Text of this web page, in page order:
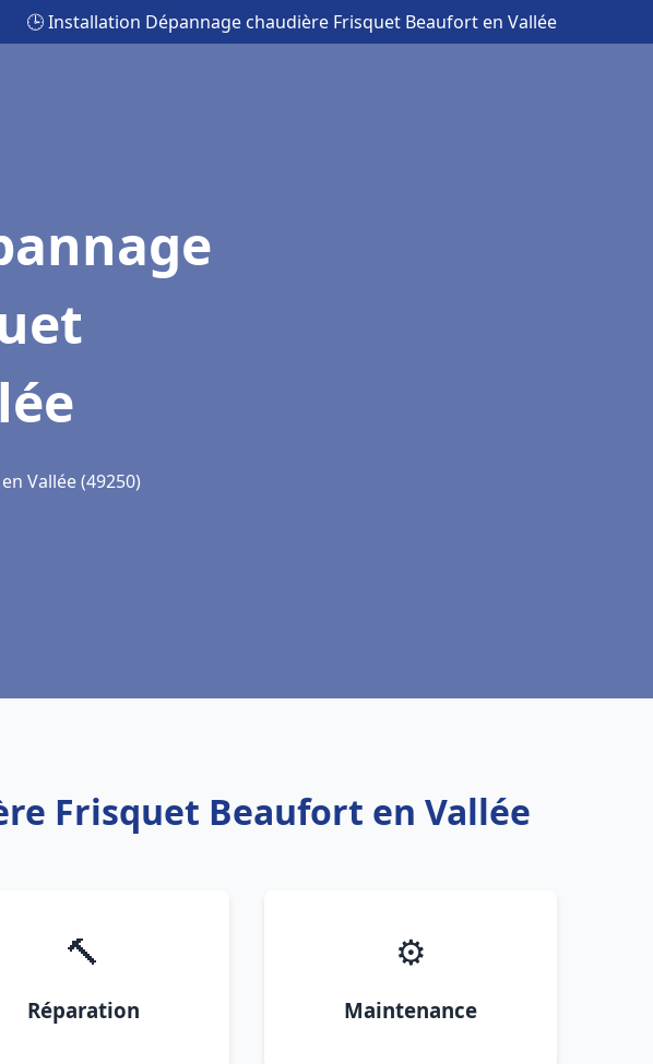
🕒 Installation Dépannage chaudière Frisquet Beaufort en Vallée
Vallée (49250)
Frisquet Beaufort en Vallée
🔨
Réparation
⚙️
Maintenance